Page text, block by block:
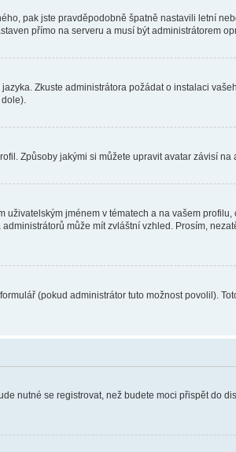
pak jste pravděpodobně špatně nastavili letní
přímo na serveru a musí být administrátorem
Zkuste administrátora požádat o instalaci
Způsoby jakými si můžete upravit avatar závisí
jménem v tématech a na vašem
může mít zvláštní vzhled. Prosím,
(pokud administrátor tuto možnost povolil).
nutné se registrovat, než budete moci přispět do